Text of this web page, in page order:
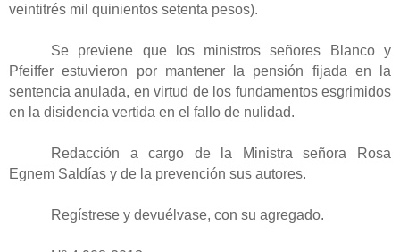
veintitrés mil quinientos setenta pesos).
Se previene que los ministros señores Blanco y
Pfeiffer estuvieron por mantener la pensión fijada en la
sentencia anulada, en virtud de los fundamentos esgrimidos
en la disidencia vertida en el fallo de nulidad.
Redacción a cargo de la Ministra señora Rosa
Egnem Saldías y de la prevención sus autores.
Regístrese y devuélvase, con su agregado.